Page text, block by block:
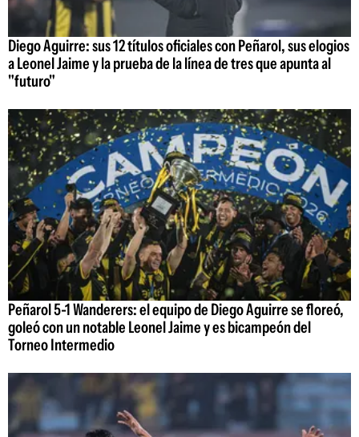
Diego Aguirre: sus 12 títulos oficiales con Peñarol, sus elogios
a Leonel Jaime y la prueba de la línea de tres que apunta al
"futuro"
Peñarol 5-1 Wanderers: el equipo de Diego Aguirre se floreó,
goleó con un notable Leonel Jaime y es bicampeón del
Torneo Intermedio